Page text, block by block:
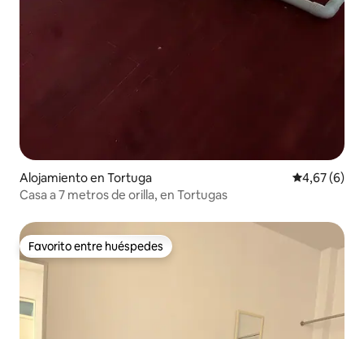
Alojamiento en Tortuga Calificación
4,67 (6)
Casa a 7 metros de orilla, en Tortugas
Favorito entre huéspedes
Favorito entre huéspedes